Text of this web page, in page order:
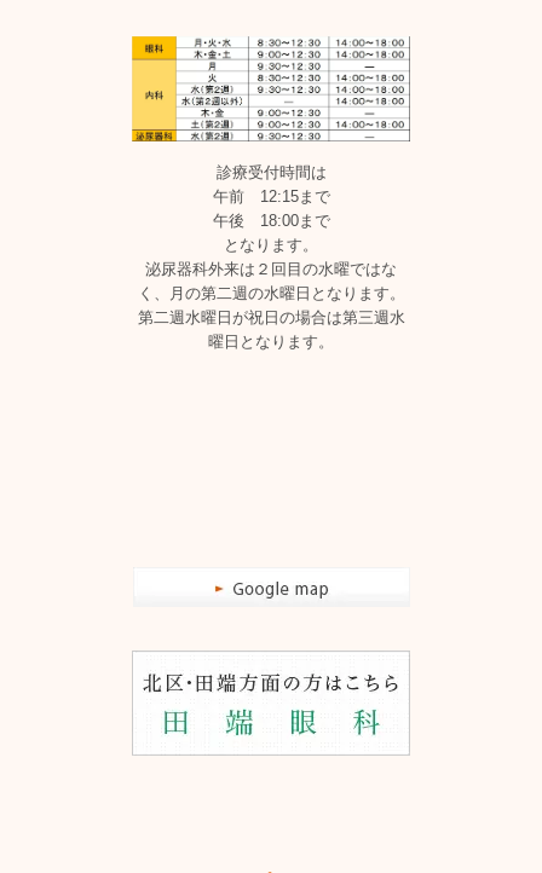
診療受付時間は
午前 12:15まで
午後 18:00まで
となります。
泌尿器科外来は２回目の水曜ではな
く、月の第二週の水曜日となります。
第二週水曜日が祝日の場合は第三週水
曜日となります。